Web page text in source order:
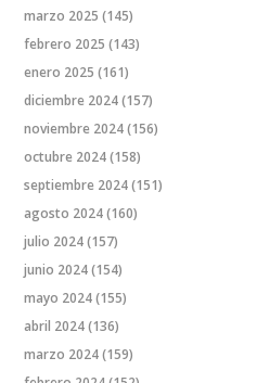
marzo 2025 (145)
febrero 2025 (143)
enero 2025 (161)
diciembre 2024(157)
noviembre 2024(156)
octubre 2024(158)
septiembre 2024(151)
agosto 2024(160)
julio 2024(157)
junio 2024(154)
mayo 2024(155)
abril 2024(136)
marzo 2024(159)